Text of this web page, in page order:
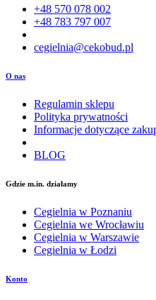
+48 570 078 002
+48 783 797 007
cegielnia@cekobud.pl
O nas
Regulamin sklepu
Polityka prywatności
Informacje dotyczące
BLOG
Gdzie m.in. działamy
Cegielnia w Poznaniu
Cegielnia we Wrocławiu
Cegielnia w Warszawie
Cegielnia w Łodzi
Konto